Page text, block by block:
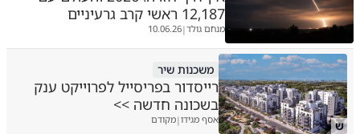
12,187 ראשי קרב גרעיניים
מנחם גולד|
10.06.26
ש
משכנות שיר
רייסדור בפריסייל לפרוייקט ענק
בשכונה חדשה >>
אסף מגידו|מקודם